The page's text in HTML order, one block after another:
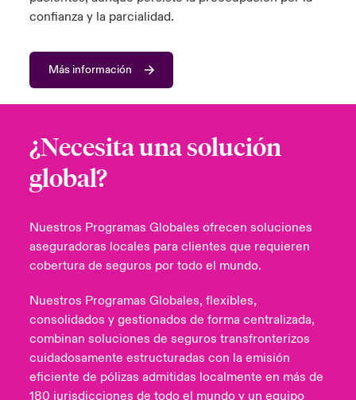
confianza y la parcialidad.
Más información
¿Necesita una solución
global?
Nuestros Programas Globales ofrecen soluciones
aseguradoras locales para clientes que requieren
cobertura de seguros por todo el mundo.
Nuestros Programas Globales, flexibles,
consolidados y gestionados de forma centralizada,
combinan soluciones de seguros transfronterizos
cuidadosamente estructuradas con la emisión
eficiente de pólizas admitidas localmente en más de
180 jurisdicciones de todo el mundo y un equipo